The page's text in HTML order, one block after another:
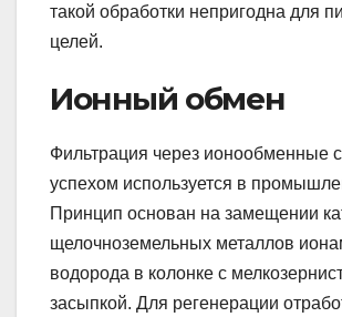
такой обработки непригодна для
целей.
Ионный обмен
Фильтрация через ионообменные
успехом используется в
Принцип основан на замещении
щелочноземельных металлов
водорода в колонке с
засыпкой. Для регенерации